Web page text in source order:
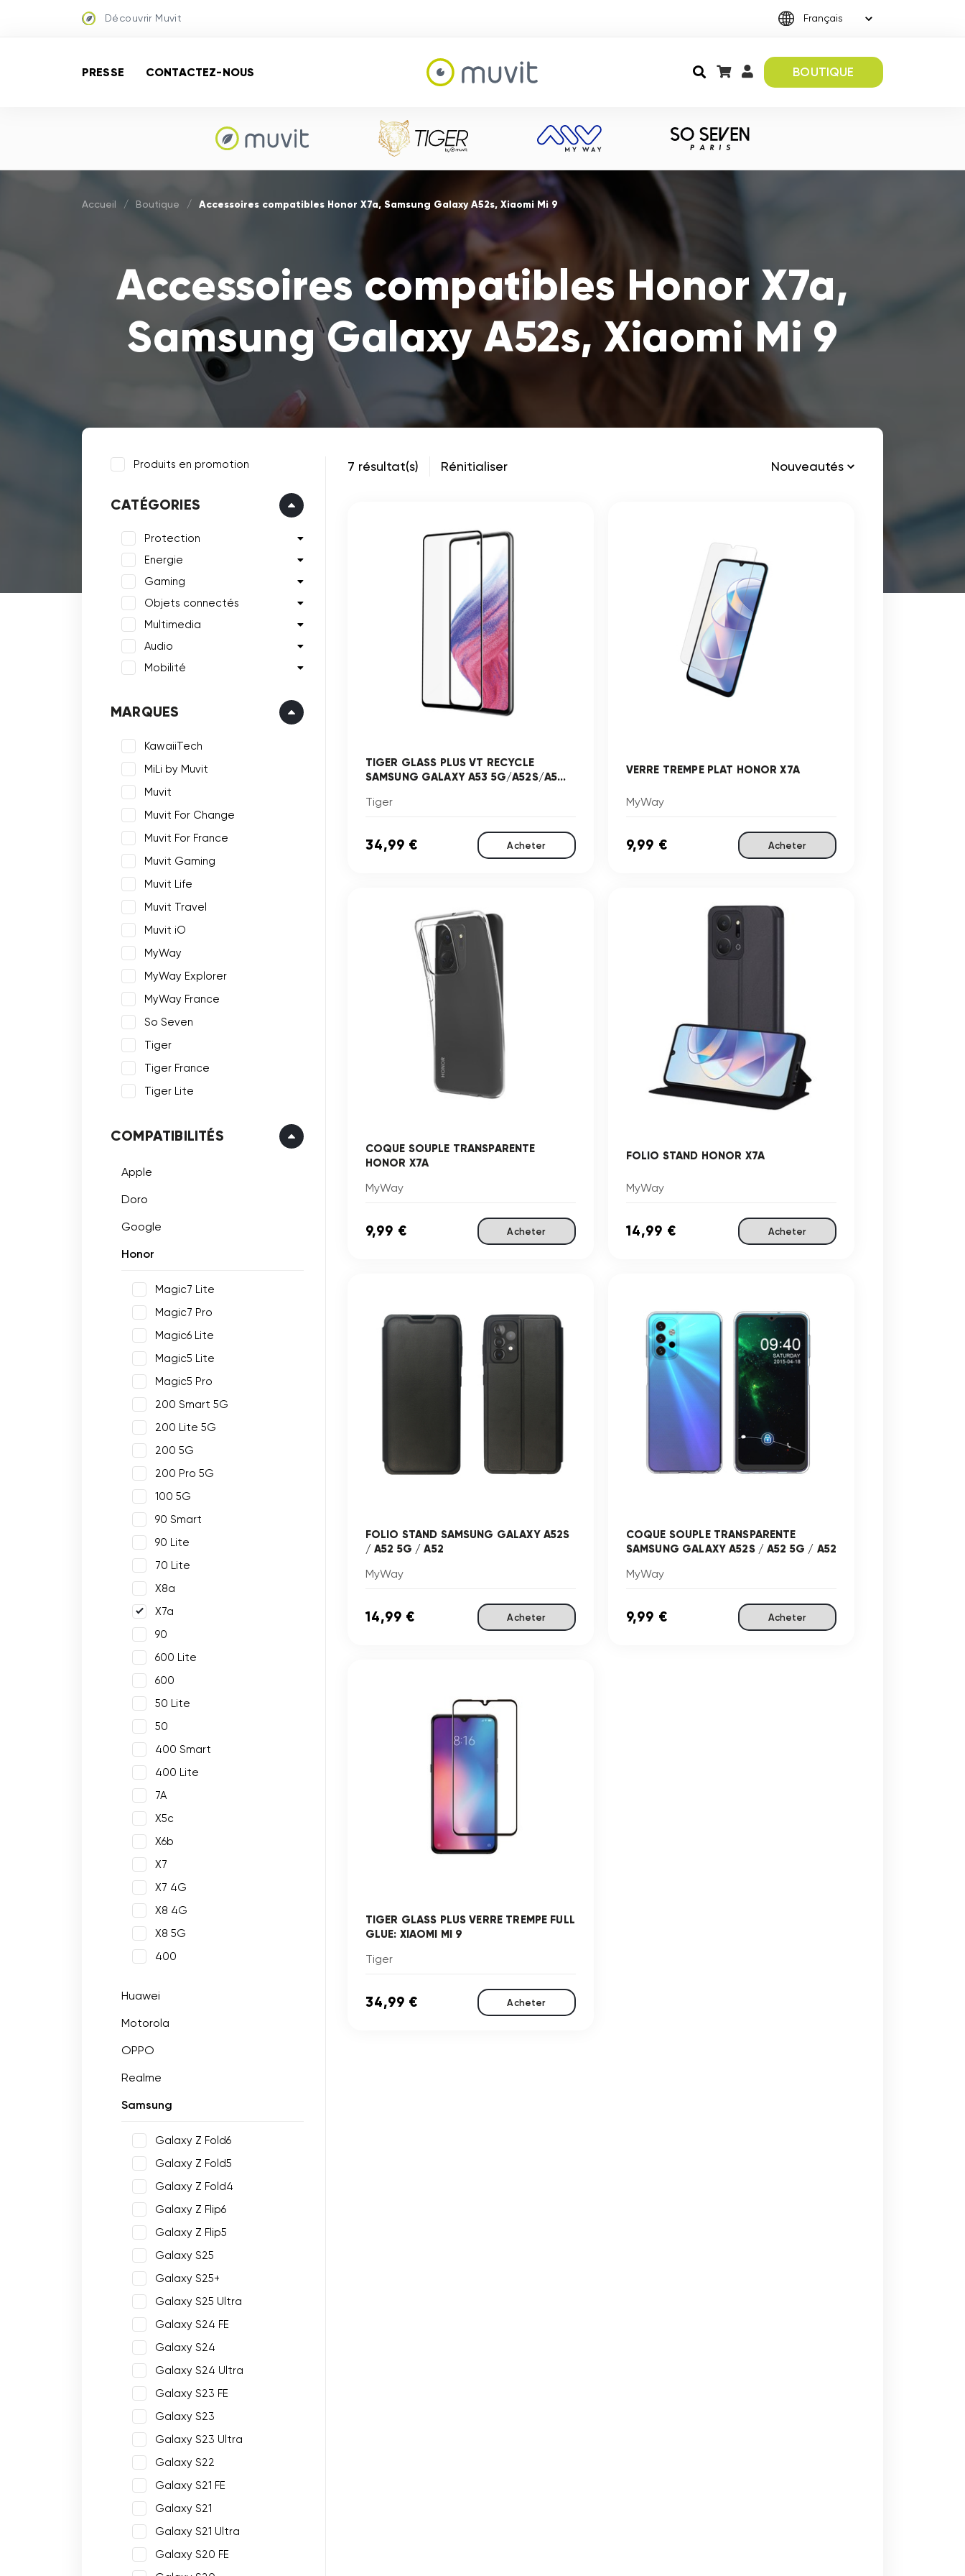
Découvrir Muvit
PRESSE CONTACTEZ-NOUS BOUTIQUE
Accueil / Boutique / Accessoires compatibles Honor X7a, Samsung Galaxy A52s, Xiaomi Mi 9
Accessoires compatibles Honor X7a,
Samsung Galaxy A52s, Xiaomi Mi 9
Produits en promotion
CATÉGORIES
Protection
Energie
Gaming
Objets connectés
Multimedia
Audio
Mobilité
MARQUES
KawaiiTech
MiLi by Muvit
Muvit
Muvit For Change
Muvit For France
Muvit Gaming
Muvit Life
Muvit Travel
Muvit iO
MyWay
MyWay Explorer
MyWay France
So Seven
Tiger
Tiger France
Tiger Lite
COMPATIBILITÉS
Apple
Doro
Google
Honor
Magic7 Lite
Magic7 Pro
Magic6 Lite
Magic5 Lite
Magic5 Pro
200 Smart 5G
200 Lite 5G
200 5G
200 Pro 5G
100 5G
90 Smart
90 Lite
70 Lite
X8a
X7a
90
600 Lite
600
50 Lite
50
400 Smart
400 Lite
7A
X5c
X6b
X7
X7 4G
X8 4G
X8 5G
400
Huawei
Motorola
OPPO
Realme
Samsung
Galaxy Z Fold6
Galaxy Z Fold5
Galaxy Z Fold4
Galaxy Z Flip6
Galaxy Z Flip5
Galaxy S25
Galaxy S25+
Galaxy S25 Ultra
Galaxy S24 FE
Galaxy S24
Galaxy S24 Ultra
Galaxy S23 FE
Galaxy S23
Galaxy S23 Ultra
Galaxy S22
Galaxy S21 FE
Galaxy S21
Galaxy S21 Ultra
Galaxy S20 FE
7 résultat(s) Rénitialiser
TIGER GLASS PLUS VT RECYCLE
SAMSUNG GALAXY A53 5G/A52S/A5...
Tiger
34,99 € Acheter
VERRE TREMPE PLAT HONOR X7A
MyWay
9,99 € Acheter
COQUE SOUPLE TRANSPARENTE
HONOR X7A
MyWay
9,99 € Acheter
FOLIO STAND HONOR X7A
MyWay
14,99 € Acheter
FOLIO STAND SAMSUNG GALAXY A52S
/ A52 5G / A52
MyWay
14,99 € Acheter
COQUE SOUPLE TRANSPARENTE
SAMSUNG GALAXY A52S / A52 5G / A52
MyWay
9,99 € Acheter
TIGER GLASS PLUS VERRE TREMPE FULL
GLUE: XIAOMI MI 9
Tiger
34,99 € Acheter